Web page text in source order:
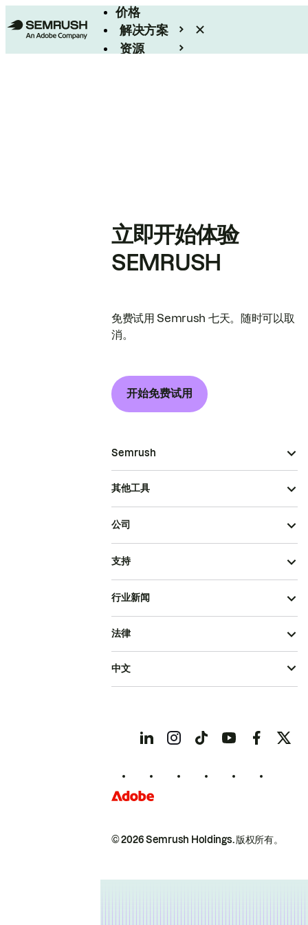
价格
解决方案
资源
立即开始体验
SEMRUSH
免费试用 Semrush 七天。随时可以取
消。
开始免费试用
Semrush
其他工具
公司
支持
行业新闻
© 2026 Semrush Holdings.版权所有。
法律
中文